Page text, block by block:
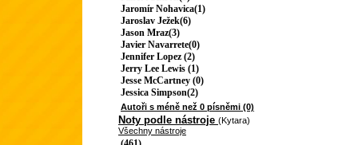
Jaromír Nohavica(1)
Jaroslav Ježek(6)
Jason Mraz(3)
Javier Navarrete(0)
Jennifer Lopez (2)
Jerry Lee Lewis (1)
Jesse McCartney (0)
Jessica Simpson(2)
Autoři s méně než 0 písněmi (0)
Noty podle nástroje (Kytara)
Všechny nástroje